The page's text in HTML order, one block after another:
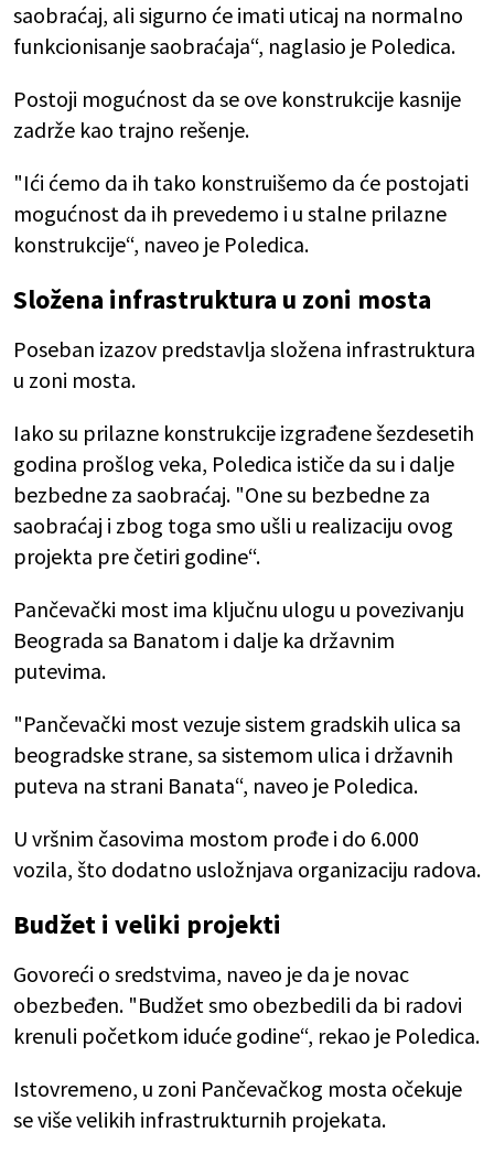
saobraćaj, ali sigurno će imati uticaj na normalno
funkcionisanje saobraćaja“, naglasio je Poledica.
Postoji mogućnost da se ove konstrukcije kasnije
zadrže kao trajno rešenje.
"Ići ćemo da ih tako konstruišemo da će postojati
mogućnost da ih prevedemo i u stalne prilazne
konstrukcije“, naveo je Poledica.
Složena infrastruktura u zoni mosta
Poseban izazov predstavlja složena infrastruktura
u zoni mosta.
Iako su prilazne konstrukcije izgrađene šezdesetih
godina prošlog veka, Poledica ističe da su i dalje
bezbedne za saobraćaj. "One su bezbedne za
saobraćaj i zbog toga smo ušli u realizaciju ovog
projekta pre četiri godine“.
Pančevački most ima ključnu ulogu u povezivanju
Beograda sa Banatom i dalje ka državnim
putevima.
"Pančevački most vezuje sistem gradskih ulica sa
beogradske strane, sa sistemom ulica i državnih
puteva na strani Banata“, naveo je Poledica.
U vršnim časovima mostom prođe i do 6.000
vozila, što dodatno usložnjava organizaciju radova.
Budžet i veliki projekti
Govoreći o sredstvima, naveo je da je novac
obezbeđen. "Budžet smo obezbedili da bi radovi
krenuli početkom iduće godine“, rekao je Poledica.
Istovremeno, u zoni Pančevačkog mosta očekuje
se više velikih infrastrukturnih projekata.